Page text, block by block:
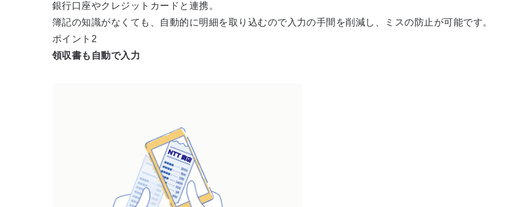
銀行口座やクレジットカードと連携。
簿記の知識がなくても、自動的に明細を取り込むので入力の手間を削減し、ミスの防止が可能です。
ポイント2
領収書も自動で入力